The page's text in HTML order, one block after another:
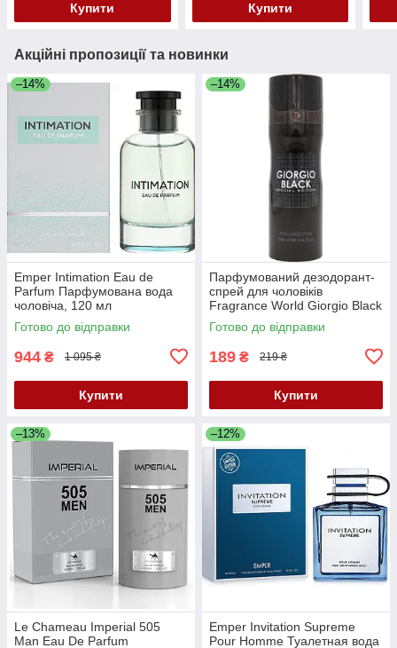
Купити Купити
Акційні пропозиції та новинки
–14%
Emper Intimation Eau de
Parfum Парфумована вода
чоловіча, 120 мл
Готово до відправки
944 ₴ 1 095 ₴
Купити
–14%
Парфумований дезодорант-
спрей для чоловіків
Fragrance World Giorgio Black
200 ML
Готово до відправки
189 ₴ 219 ₴
Купити
–13%
Le Chameau Imperial 505
Man Eau De Parfum
–12%
Emper Invitation Supreme
Pour Homme Туалетная вода